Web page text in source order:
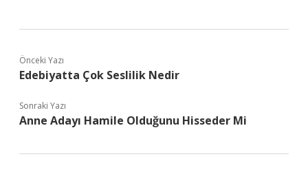
Önceki Yazı
Edebiyatta Çok Seslilik Nedir
Sonraki Yazı
Anne Adayı Hamile Olduğunu Hisseder Mi